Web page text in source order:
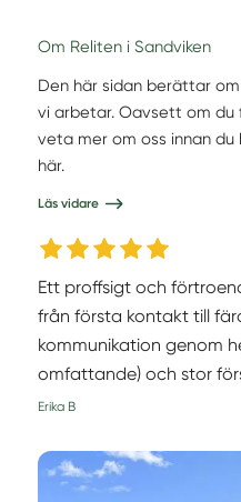
Om Reliten i Sandviken
Den här sidan berättar
vi arbetar. Oavsett om du
veta mer om oss innan
här.
Läs vidare
Ett proffsigt och
från första kontakt till
kommunikation genom
omfattande) och stor
Erika B